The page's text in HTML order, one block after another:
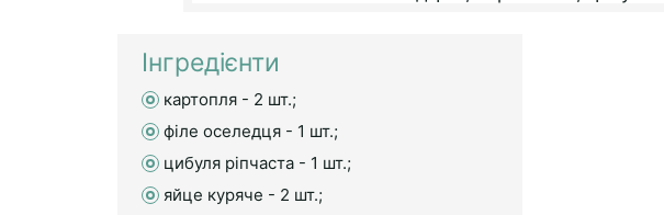
Інгредієнти
картопля - 2 шт.;
філе оселедця - 1 шт.;
цибуля ріпчаста - 1 шт.;
яйце куряче - 2 шт.;